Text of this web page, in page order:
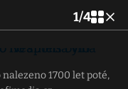
1/4
1700 let poté,